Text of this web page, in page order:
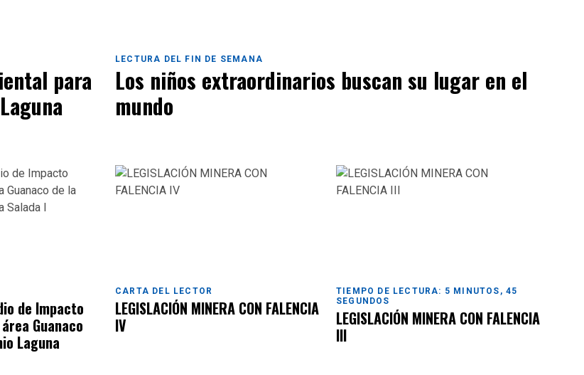
para
LECTURA DEL FIN DE SEMANA
Los niños extraordinarios buscan su lugar en el
mundo
de Impacto
Guanaco
Laguna
CARTA DEL LECTOR
LEGISLACIÓN MINERA CON FALENCIA
IV
TIEMPO DE LECTURA: 5 MINUTOS, 45
SEGUNDOS
LEGISLACIÓN MINERA CON FALENCIA
III